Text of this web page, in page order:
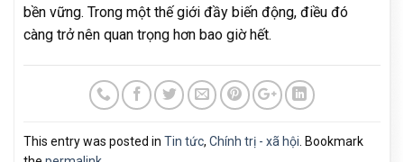
bền vững. Trong một thế giới đầy biến động, điều đó
càng trở nên quan trọng hơn bao giờ hết.
This entry was posted in Tin tức, Chính trị - xã hội . Bookmark